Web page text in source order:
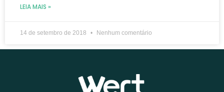
LEIA MAIS »
14 de setembro de 2018 Nenhum comentário